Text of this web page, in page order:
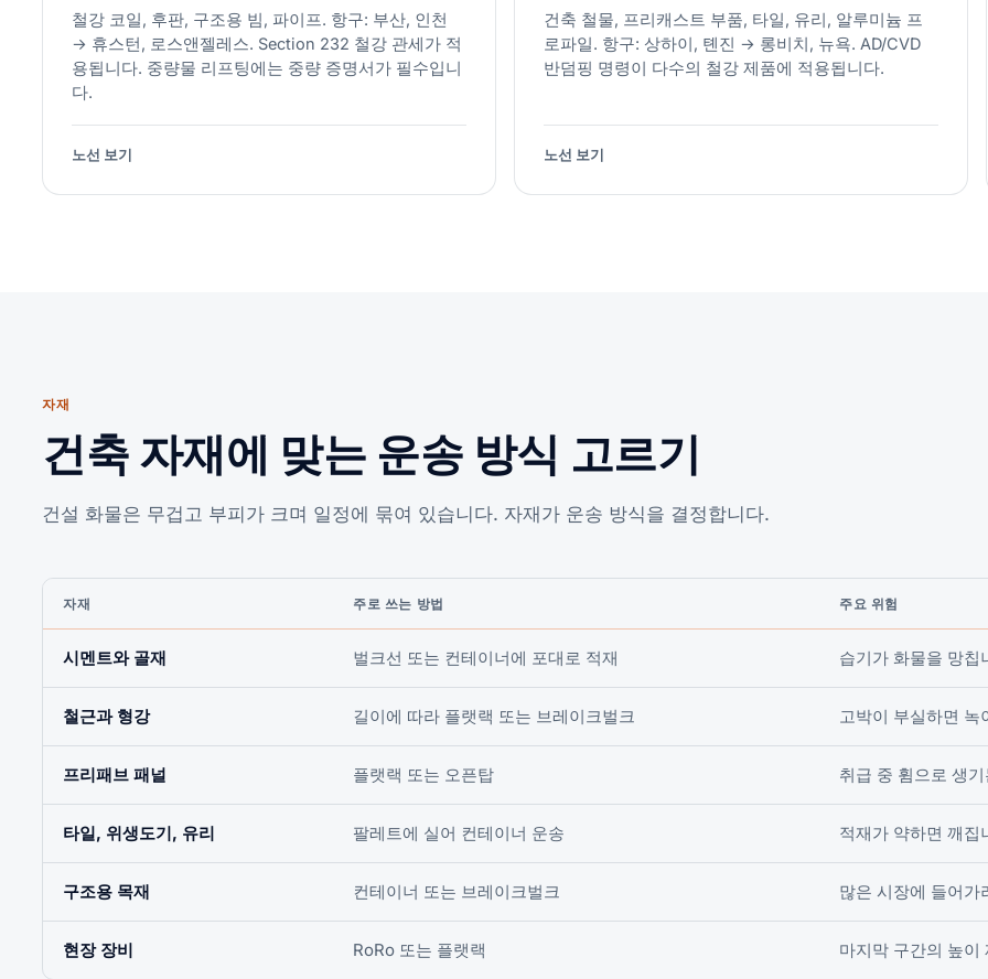
철강 코일, 후판, 구조용 빔, 파이프. 항구: 부산, 인천
→ 휴스턴, 로스앤젤레스. Section 232 철강 관세가 적
용됩니다. 중량물 리프팅에는 중량 증명서가 필수입니
다.
노선 보기
건축 철물, 프리캐스트 부품, 타일, 유리, 알루미늄 프
로파일. 항구: 상하이, 톈진 → 롱비치, 뉴욕. AD/CVD
반덤핑 명령이 다수의 철강 제품에 적용됩니다.
노선 보기
자재
건축 자재에 맞는 운송 방식 고르기
건설 화물은 무겁고 부피가 크며 일정에 묶여 있습니다. 자재가 운송 방식을 결정합니다.
자재 주로 쓰는 방법 주요 위험
시멘트와 골재 벌크선 또는 컨테이너에 포대로 적재 습기가 화물을 망칩
철근과 형강 길이에 따라 플랫랙 또는 브레이크벌크 고박이 부실하면 녹
프리패브 패널 플랫랙 또는 오픈탑 취급 중 휨으로 생기
타일, 위생도기, 유리 팔레트에 실어 컨테이너 운송 적재가 약하면 깨집
구조용 목재 컨테이너 또는 브레이크벌크 많은 시장에 들어가
현장 장비 RoRo 또는 플랫랙 마지막 구간의 높이